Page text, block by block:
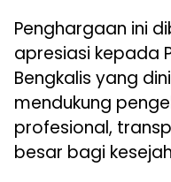
Penghargaan ini
apresiasi kepada
Bengkalis yang
mendukung
profesional,
besar bagi